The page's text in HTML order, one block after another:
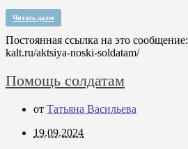
Читать далее
Постоянная ссылка на это сообщение:
kalt.ru/aktsiya-noski-soldatam/
Помощь солдатам
от Татьяна Васильева
19.09.2024